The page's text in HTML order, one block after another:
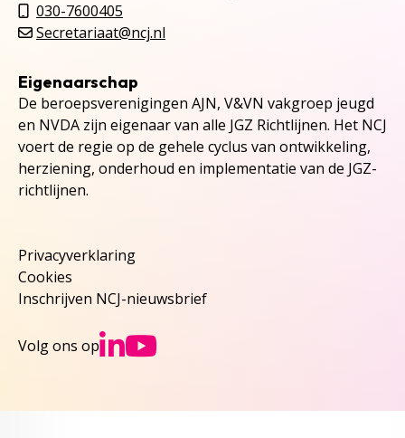
030-7600405
Secretariaat@ncj.nl
Eigenaarschap
De beroepsverenigingen AJN, V&VN vakgroep jeugd
en NVDA zijn eigenaar van alle JGZ Richtlijnen. Het NCJ
voert de regie op de gehele cyclus van ontwikkeling,
herziening, onderhoud en implementatie van de JGZ-
richtlijnen.
Privacyverklaring
Cookies
Inschrijven NCJ-nieuwsbrief
Volg ons op Ga naar NCJs